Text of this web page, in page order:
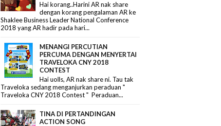
Hai korang..Harini AR nak share
dengan korang pengalaman AR ke
Shaklee Business Leader National Conference
2018 yang AR hadir pada hari...
MENANGI PERCUTIAN
PERCUMA DENGAN MENYERTAI
TRAVELOKA CNY 2018
CONTEST
Hai uolls, AR nak share ni. Tau tak
Traveloka sedang menganjurkan peraduan "
Traveloka CNY 2018 Contest " Peraduan...
TINA DI PERTANDINGAN
ACTION SONG